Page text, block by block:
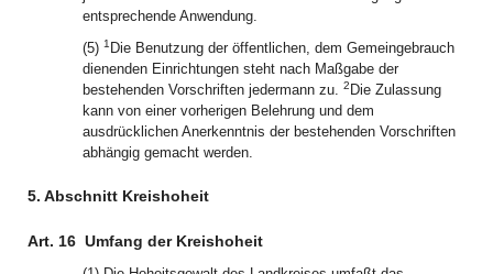
entsprechende Anwendung.
(5) 1 Die Benutzung der öffentlichen, dem Gemeingebrauch
dienenden Einrichtungen steht nach Maßgabe der
bestehenden Vorschriften jedermann zu. 2 Die Zulassung
kann von einer vorherigen Belehrung und dem
ausdrücklichen Anerkenntnis der bestehenden Vorschriften
abhängig gemacht werden.
5. Abschnitt Kreishoheit
Art. 16 Umfang der Kreishoheit